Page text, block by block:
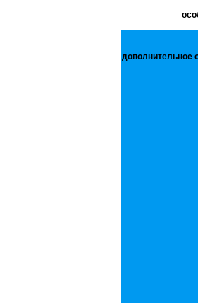
дополнительное